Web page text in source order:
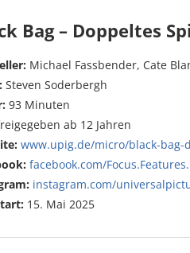
Bag – Doppeltes
Michael Fassbender, Cate
Steven Soderbergh
93 Minuten
ab 12 Jahren
www.upig.de/micro/black-bag-
facebook.com/
instagram.com/
15. Mai 2025